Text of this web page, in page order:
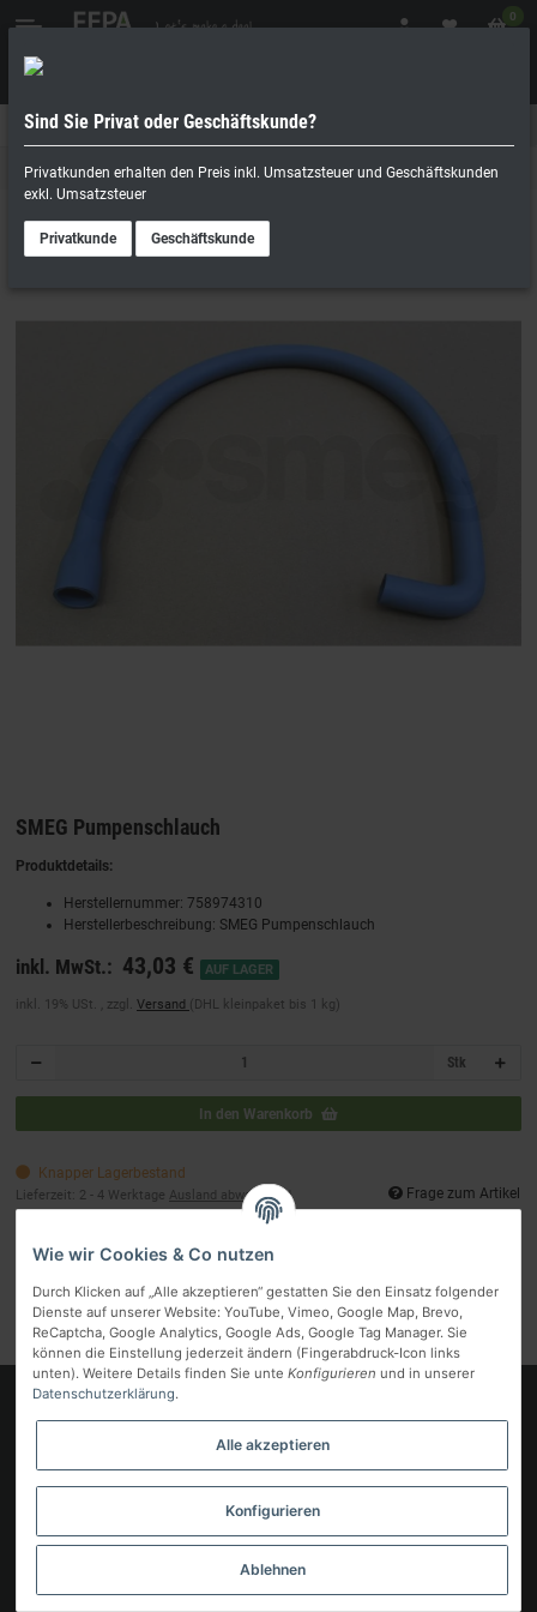
0
Geschäftskunde
SMEG
SMEG Pumpenschlauch
Produktdetails:
Herstellernummer: 758974310
Herstellerbeschreibung: SMEG Pumpenschlauch
inkl. MwSt.: 43,03 € AUF LAGER
inkl. 19% USt. , zzgl. Versand (DHL kleinpaket bis 1 kg)
Stk
In den Warenkorb
Knapper Lagerbestand
Lieferzeit: 2 - 4 Werktage Ausland abweichend Frage zum Artikel
Artikelnummer:66175
Hersteller: SMEG
Gesetzliche Informationen
Vertrag widerrufen
Wie wir Cookies & Co nutzen
Durch Klicken auf „Alle akzeptieren“ gestatten Sie den Einsatz folgender
Dienste auf unserer Website: YouTube, Vimeo, Google Map, Brevo,
ReCaptcha, Google Analytics, Google Ads, Google Tag Manager. Sie
können die Einstellung jederzeit ändern (Fingerabdruck-Icon links
unten). Weitere Details finden Sie unte Konfigurieren und in unserer
Datenschutzerklärung.
Alle akzeptieren
Konfigurieren
Ablehnen
Sind Sie Privat oder Geschäftskunde?
Privatkunden erhalten den Preis inkl. Umsatzsteuer und Geschäftskunden
exkl. Umsatzsteuer
Privatkunde Geschäftskunde